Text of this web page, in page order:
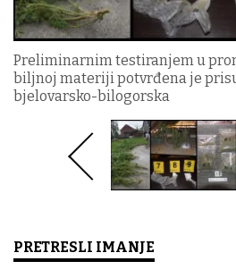
Preliminarnim testiranjem u
biljnoj materiji potvrđena je
bjelovarsko-bilogorska
PRETRESLI IMANJE